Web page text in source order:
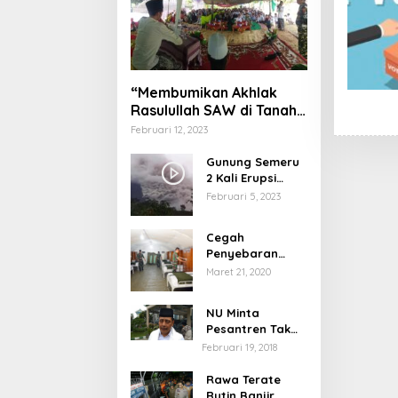
“Membumikan Akhlak
Rasulullah SAW di Tanah
Nusantara”
Februari 12, 2023
Gunung Semeru
2 Kali Erupsi
dengan Tinggi
Februari 5, 2023
Cegah
Penyebaran
Virus Corona,
Pelayanan
Maret 21, 2020
NU Minta
Pesantren Tak
Terprovokasi
Februari 19, 2018
Rawa Terate